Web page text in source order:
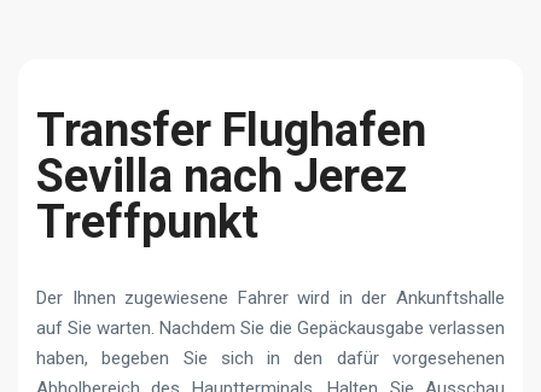
Transfer Flughafen
Sevilla nach Jerez
Treffpunkt
Der Ihnen zugewiesene Fahrer wird in der Ankunftshalle
auf Sie warten. Nachdem Sie die Gepäckausgabe verlassen
haben, begeben Sie sich in den dafür vorgesehenen